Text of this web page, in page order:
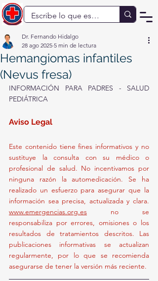
Hemangiomas infantiles
(Nevus fresa)
Dr. Fernando Hidalgo
28 ago 2025 5 min de lectura
INFORMACIÓN PARA PADRES - SALUD
PEDIÁTRICA
Aviso Legal
Este contenido tiene fines informativos y no
sustituye la consulta con su médico o
profesional de salud. No incentivamos por
ninguna razón la automedicación. Se ha
realizado un esfuerzo para asegurar que la
www.emergencias.org.es no se
responsabiliza por errores, omisiones o los
resultados de tratamientos descritos. Las
publicaciones informativas se actualizan
regularmente, por lo que se recomienda
asegurarse de tener la versión más reciente.